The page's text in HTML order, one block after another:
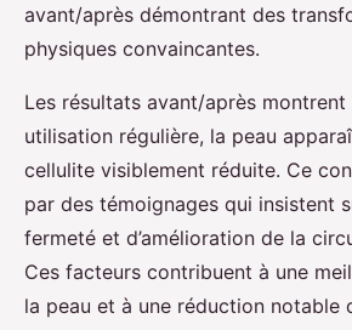
avant/après démontrant des
physiques convaincantes.
Les résultats avant/après montrent
utilisation régulière, la peau
cellulite visiblement réduite. Ce
par des témoignages qui insistent
fermeté et d’amélioration de la
Ces facteurs contribuent à une
la peau et à une réduction notable